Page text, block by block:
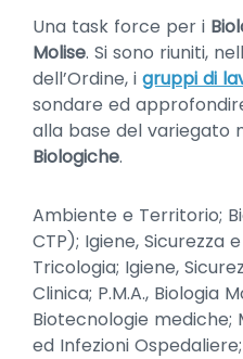
Una task force per i
Molise. Si sono riuniti,
dell’Ordine, i gruppi di
sondare ed
alla base del variegato
Biologiche.
Ambiente e Territorio;
CTP); Igiene, Sicurezza
Tricologia; Igiene,
Clinica; P.M.A., Biologia
Biotecnologie mediche;
ed Infezioni